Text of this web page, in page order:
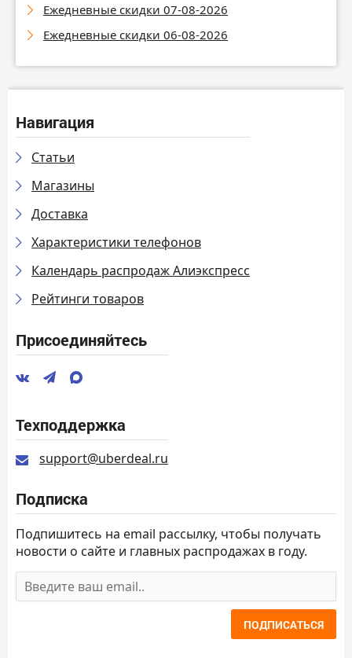
Ежедневные скидки 07-08-2026
Ежедневные скидки 06-08-2026
Навигация
Статьи
Магазины
Доставка
Характеристики телефонов
Календарь распродаж Алиэкспресс
Рейтинги товаров
Присоединяйтесь
Техподдержка
support@uberdeal.ru
Подписка
Подпишитесь на email рассылку, чтобы получать
новости о сайте и главных распродажах в году.
ПОДПИСАТЬСЯ